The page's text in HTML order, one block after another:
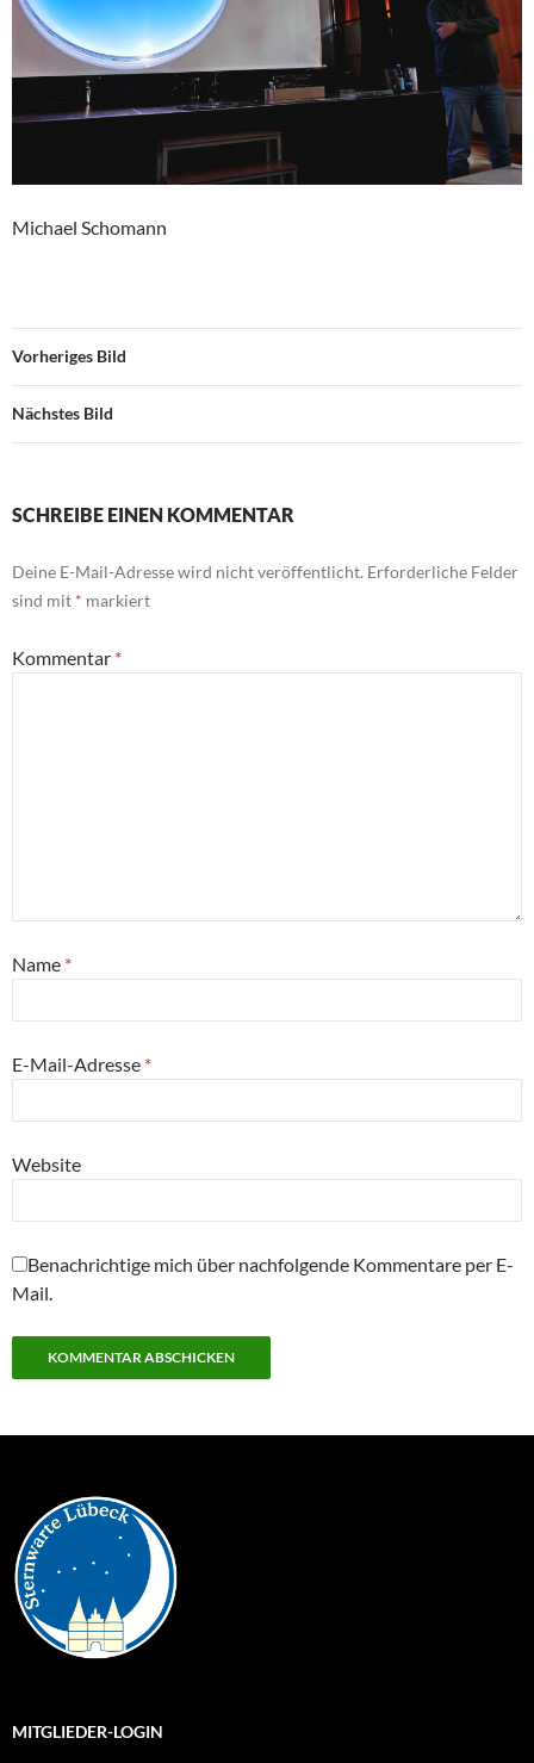
Michael Schomann
Vorheriges Bild
Nächstes Bild
SCHREIBE EINEN KOMMENTAR
Deine E-Mail-Adresse wird nicht veröffentlicht. Erforderliche Felder
sind mit * markiert
Kommentar *
Name *
E-Mail-Adresse *
Website
Benachrichtige mich über nachfolgende Kommentare per E-
Mail.
MITGLIEDER-LOGIN